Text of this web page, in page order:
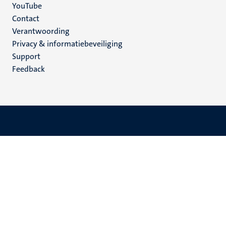
YouTube
Menu
footer
(NL)
Contact
Verantwoording
Privacy & informatiebeveiliging
Support
Feedback